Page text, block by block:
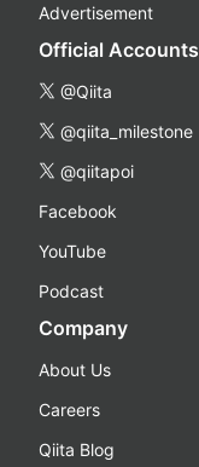
Advertisement
Official Accounts
@Qiita
@qiita_milestone
@qiitapoi
Facebook
YouTube
Podcast
Company
About Us
Careers
Qiita Blog